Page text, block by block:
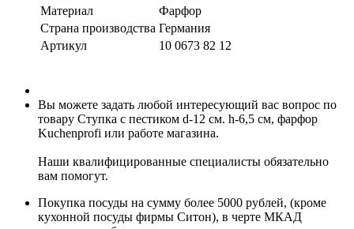
Материал
Фарфор
Страна производства Германия
Артикул
10 0673 82 12
Вы можете задать любой интересующий вас вопрос по
товару Ступка с пестиком d-12 см. h-6,5 см, фарфор
Kuchenprofi или работе магазина.
Наши квалифицированные специалисты обязательно
вам помогут.
Покупка посуды на сумму более 5000 рублей, (кроме
кухонной посуды фирмы Ситон), в черте МКАД